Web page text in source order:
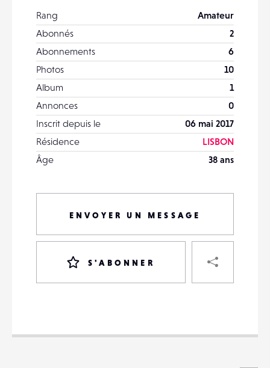
Rang
Amateur
Abonnés
2
Abonnements
6
Photos
10
Album
1
Annonces
0
Inscrit depuis le
06 mai 2017
Résidence
LISBON
Âge
38 ans
ENVOYER UN MESSAGE
S'ABONNER
DESTINATAIRE
VOTRE